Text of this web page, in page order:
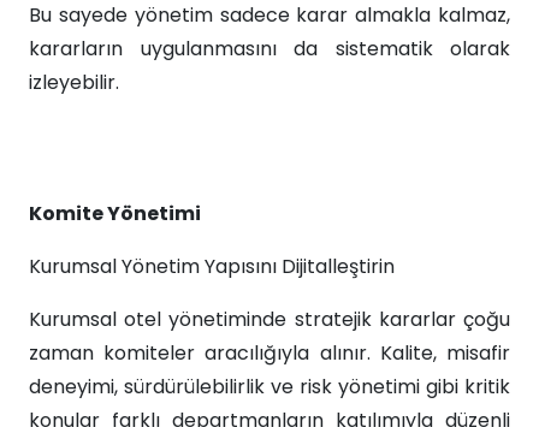
Bu sayede yönetim sadece karar almakla kalmaz,
kararların uygulanmasını da sistematik olarak
izleyebilir.
Komite Yönetimi
Kurumsal Yönetim Yapısını Dijitalleştirin
Kurumsal otel yönetiminde stratejik kararlar çoğu
zaman komiteler aracılığıyla alınır. Kalite, misafir
deneyimi, sürdürülebilirlik ve risk yönetimi gibi kritik
konular farklı departmanların katılımıyla düzenli